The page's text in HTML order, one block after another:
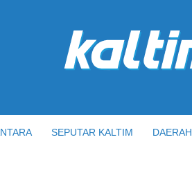
SEPUTAR KALTIM DAERAH